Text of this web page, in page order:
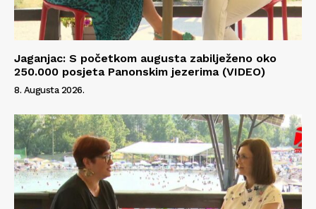
Jaganjac: S početkom augusta zabilježeno oko
250.000 posjeta Panonskim jezerima (VIDEO)
8. Augusta 2026.